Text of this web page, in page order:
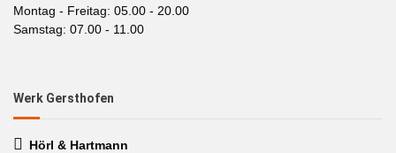
Montag - Freitag: 05.00 - 20.00
Samstag: 07.00 - 11.00
Werk Gersthofen
Hörl & Hartmann